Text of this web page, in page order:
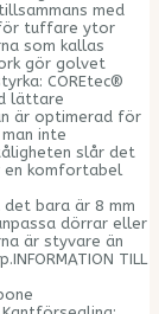
med
tuffare ytor
som kallas
gör golvet
COREtec®
lättare
är optimerad för
inte
slår det
en komfortabel
bara är 8 mm
dörrar eller
är styvare än
TILL